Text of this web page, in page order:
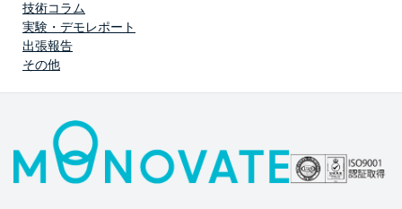
技術コラム
実験・デモレポート
出張報告
その他